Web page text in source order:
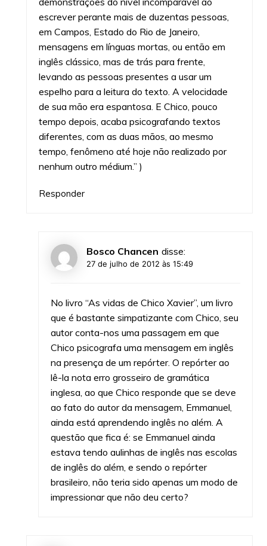
escrever perante mais de duzentas pessoas,
em Campos, Estado do Rio de Janeiro,
mensagens em línguas mortas, ou então em
inglês clássico, mas de trás para frente,
levando as pessoas presentes a usar um
espelho para a leitura do texto. A velocidade
de sua mão era espantosa. E Chico, pouco
tempo depois, acaba psicografando textos
diferentes, com as duas mãos, ao mesmo
tempo, fenômeno até hoje não realizado por
nenhum outro médium.” )
Responder
Bosco Chancen disse:
27 de julho de 2012 às 15:49
No livro “As vidas de Chico Xavier”, um livro
que é bastante simpatizante com Chico, seu
autor conta-nos uma passagem em que
Chico psicografa uma mensagem em inglês
na presença de um repórter. O repórter ao
lê-la nota erro grosseiro de gramática
inglesa, ao que Chico responde que se deve
ao fato do autor da mensagem, Emmanuel,
ainda está aprendendo inglês no além. A
questão que fica é: se Emmanuel ainda
estava tendo aulinhas de inglês nas escolas
de inglês do além, e sendo o repórter
brasileiro, não teria sido apenas um modo de
impressionar que não deu certo?